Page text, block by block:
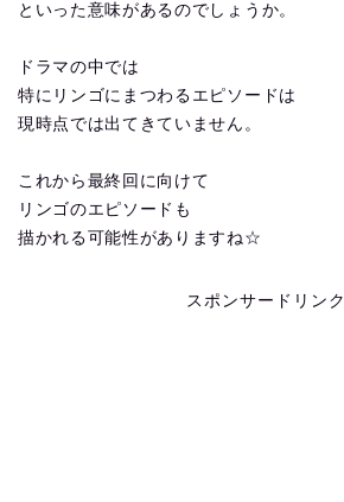
といった意味があるのでしょうか。
ドラマの中では
特にリンゴにまつわるエピソードは
現時点では出てきていません。
これから最終回に向けて
リンゴのエピソードも
描かれる可能性がありますね☆
スポンサードリンク